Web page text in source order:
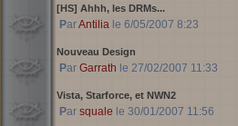
[HS] Ahhh, les DRMs...
ParAntiliale 6/05/2007 8:23
Nouveau Design
Par Garrath le 27/02/2007 11:33
Vista, Starforce, et NWN2
Par squale le 30/01/2007 11:56